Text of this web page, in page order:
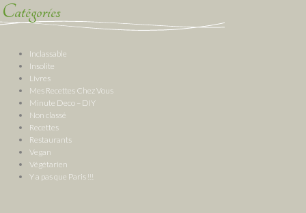
Catégories
Inclassable
Insolite
Livres
Mes Recettes Chez Vous
Minute Deco – DIY
Non classé
Recettes
Restaurants
Vegan
Végétarien
Y a pas que Paris !!!